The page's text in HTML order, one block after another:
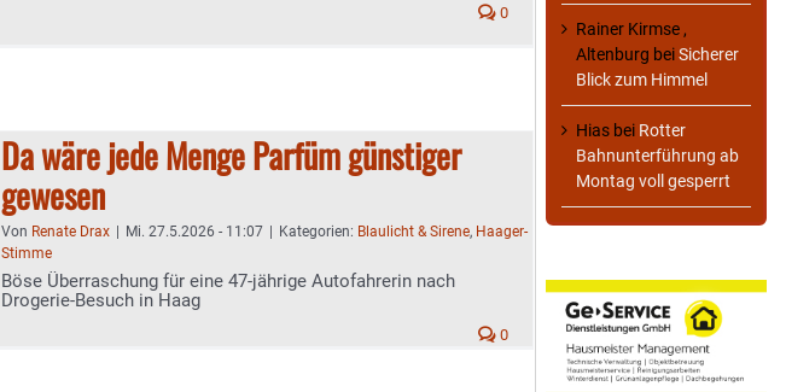
0
Da wäre jede Menge Parfüm günstiger
gewesen
Von Renate Drax Mi. 27.5.2026 - 11:07 Kategorien: Blaulicht & Sirene, Haager-
Stimme
Böse Überraschung für eine 47-jährige Autofahrerin nach
Drogerie-Besuch in Haag
0
Rainer Kirmse ,
Altenburg beiSicherer
Blick zum Himmel
Hias bei Rotter
Bahnunterführung ab
Montag voll gesperrt